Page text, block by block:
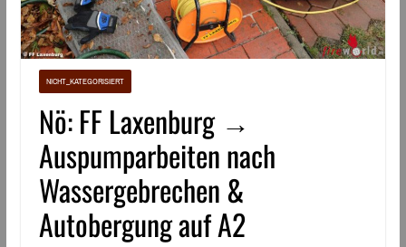
NICHT_KATEGORISIERT
Nö: FF Laxenburg →
Auspumparbeiten nach
Wassergebrechen &
Autobergung auf A2